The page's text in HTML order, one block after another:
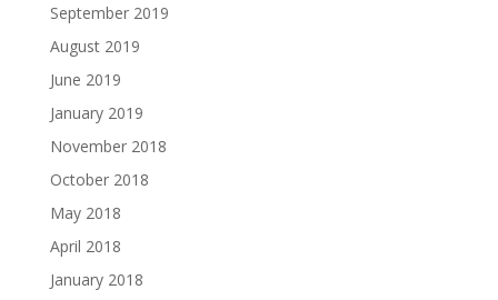
September 2019
August 2019
June 2019
January 2019
November 2018
October 2018
May 2018
April 2018
January 2018